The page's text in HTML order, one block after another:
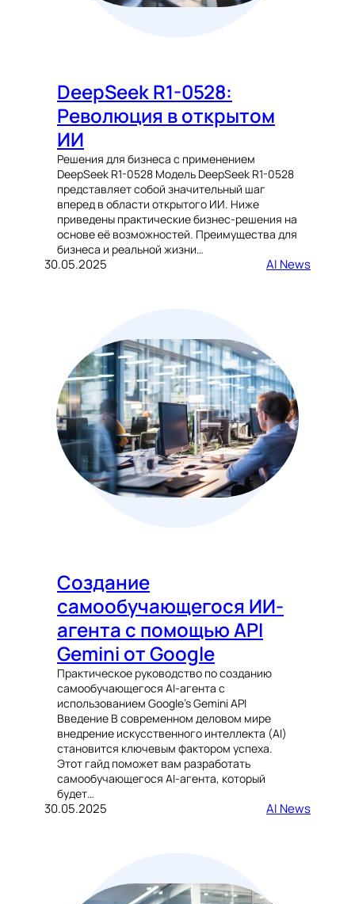
DeepSeek R1-0528:
Революция в открытом
ИИ
Решения для бизнеса с применением
DeepSeek R1-0528 Модель DeepSeek R1-0528
представляет собой значительный шаг
вперед в области открытого ИИ. Ниже
приведены практические бизнес-решения на
основе её возможностей. Преимущества для
бизнеса и реальной жизни…
30.05.2025 AI News
Создание
самообучающегося ИИ-
агента с помощью API
Gemini от Google
Практическое руководство по созданию
самообучающегося AI-агента с
использованием Google’s Gemini API
Введение В современном деловом мире
внедрение искусственного интеллекта (AI)
становится ключевым фактором успеха.
Этот гайд поможет вам разработать
самообучающегося AI-агента, который
будет…
30.05.2025 AI News